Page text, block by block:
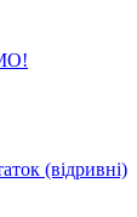
(відривні)